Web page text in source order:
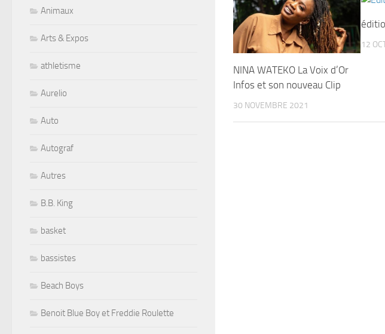
NINA WATEKO La Voix d’Or
Infos et son nouveau Clip
30 NOVEMBRE 2021
12
Animaux
Arts & Expos
athletisme
Aurelio
Auto
Autograf
Autres
B.B. King
basket
bassistes
Beach Boys
Benoit Blue Boy et Freddie Roulette